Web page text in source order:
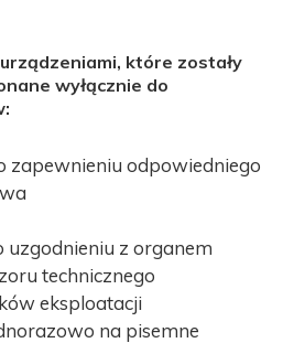
które zostały
wyłącznie do
zapewnieniu odpowiedniego
uzgodnieniu z organem
technicznego
eksploatacji
na pisemne